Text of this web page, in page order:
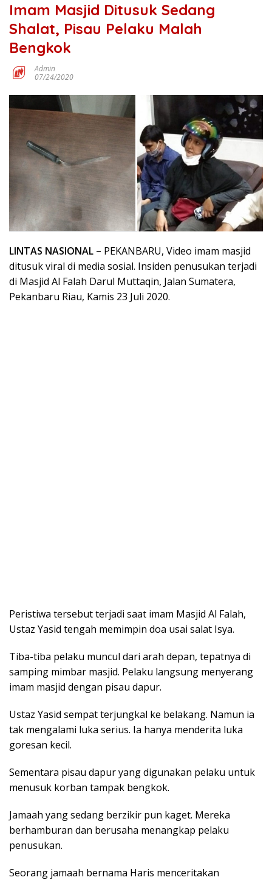
Imam Masjid Ditusuk Sedang
Shalat, Pisau Pelaku Malah
Bengkok
Admin
07/24/2020
LINTAS NASIONAL – PEKANBARU, Video imam masjid
ditusuk viral di media sosial. Insiden penusukan terjadi
di Masjid Al Falah Darul Muttaqin, Jalan Sumatera,
Pekanbaru Riau, Kamis 23 Juli 2020.
Peristiwa tersebut terjadi saat imam Masjid Al Falah,
Ustaz Yasid tengah memimpin doa usai salat Isya.
Tiba-tiba pelaku muncul dari arah depan, tepatnya di
samping mimbar masjid. Pelaku langsung menyerang
imam masjid dengan pisau dapur.
Ustaz Yasid sempat terjungkal ke belakang. Namun ia
tak mengalami luka serius. Ia hanya menderita luka
goresan kecil.
Sementara pisau dapur yang digunakan pelaku untuk
menusuk korban tampak bengkok.
Jamaah yang sedang berzikir pun kaget. Mereka
berhamburan dan berusaha menangkap pelaku
penusukan.
Seorang jamaah bernama Haris menceritakan